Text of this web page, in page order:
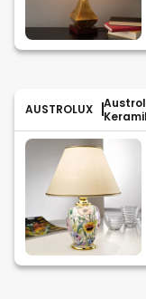
AUSTROLUX